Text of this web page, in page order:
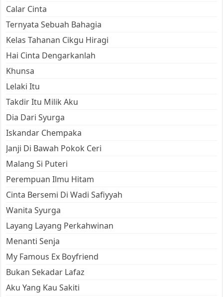
Calar Cinta
Ternyata Sebuah Bahagia
Kelas Tahanan Cikgu Hiragi
Hai Cinta Dengarkanlah
Khunsa
Lelaki Itu
Takdir Itu Milik Aku
Dia Dari Syurga
Iskandar Chempaka
Janji Di Bawah Pokok Ceri
Malang Si Puteri
Perempuan Ilmu Hitam
Cinta Bersemi Di Wadi Safiyyah
Wanita Syurga
Layang Layang Perkahwinan
Menanti Senja
My Famous Ex Boyfriend
Bukan Sekadar Lafaz
Aku Yang Kau Sakiti